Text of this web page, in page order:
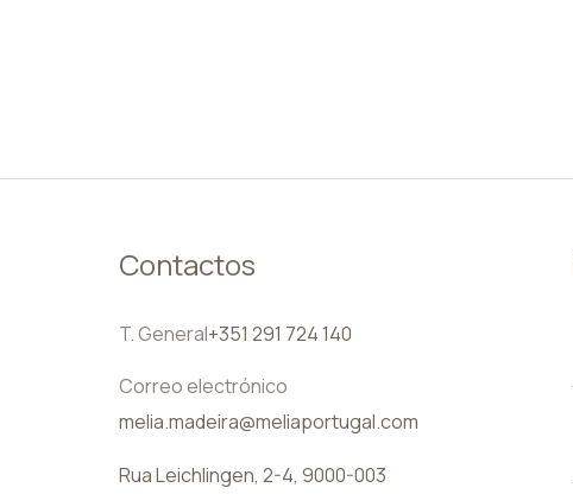
Contactos
T. General+351 291 724 140
Correo electrónico
melia.madeira@meliaportugal.com
Rua Leichlingen, 2-4, 9000-003